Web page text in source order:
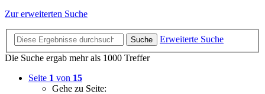
Zur erweiterten Suche
Suche
Erweiterte Suche
Die Suche ergab mehr als 1000 Treffer
Seite 1 von 15
Gehe zu Seite: